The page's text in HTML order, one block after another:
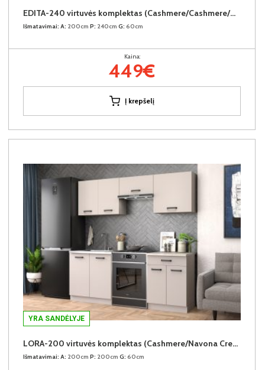
EDITA-240 virtuvės komplektas (Cashmere/Cashmere/Dark Atelier)
Išmatavimai: A: 200cm P: 240cm G: 60cm
Kaina:
449€
Į krepšelį
YRA SANDĖLYJE
LORA-200 virtuvės komplektas (Cashmere/Navona Cream)
Išmatavimai: A: 200cm P: 200cm G: 60cm